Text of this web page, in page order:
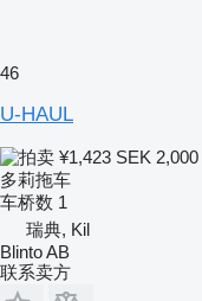
46
U-HAUL
¥1,423 SEK 2,000
多莉拖车
车桥数 1
瑞典, Kil
Blinto AB
联系卖方